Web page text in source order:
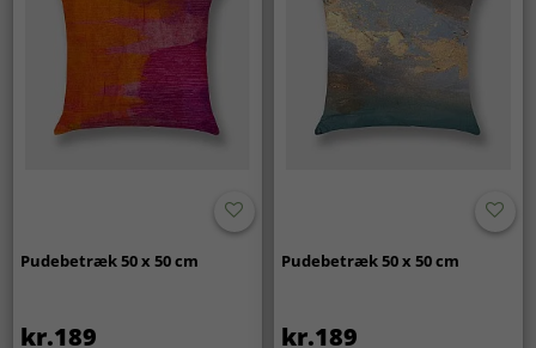
Pudebetræk 50 x 50 cm
kr.189
Pudebetræk 50 x 50 cm
kr.189